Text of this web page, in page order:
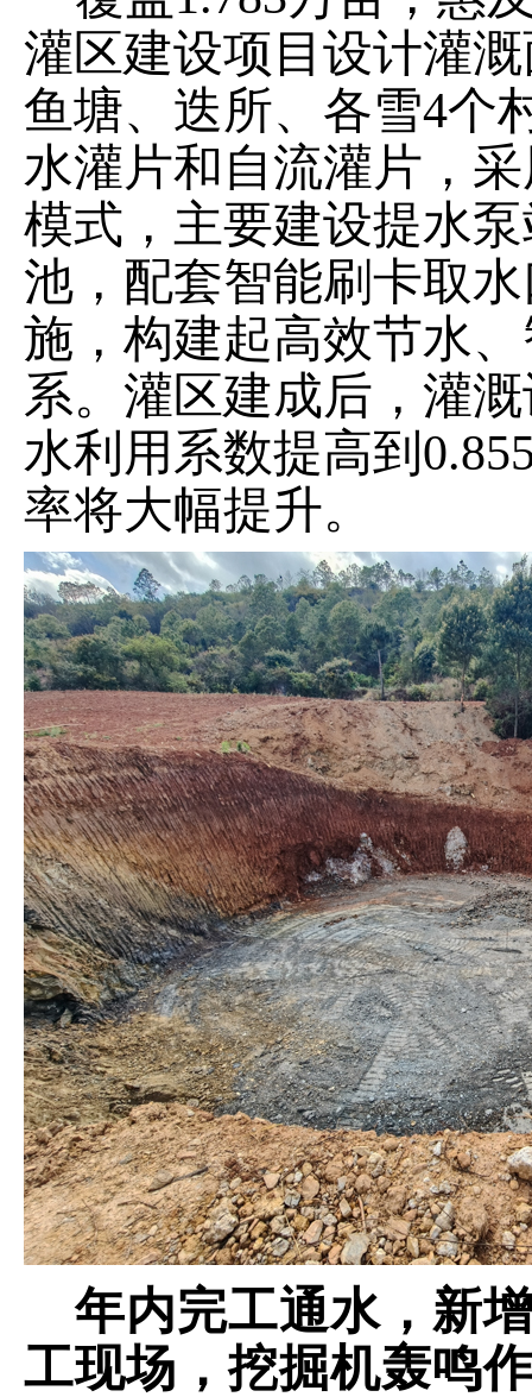
灌区建设项目设计灌
鱼塘、迭所、各雪4个
水灌片和自流灌片，
模式，主要建设提水
池，配套智能刷卡取
施，构建起高效节水
系。灌区建成后，灌
水利用系数提高到
率将大幅提升。
年内完工通水，新
工现场，挖掘机轰鸣